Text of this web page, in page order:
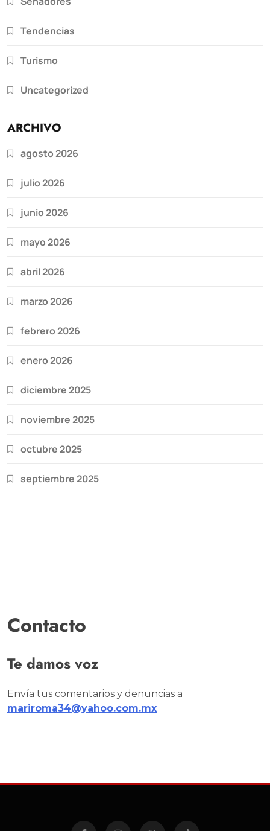
Tendencias
Turismo
Uncategorized
ARCHIVO
agosto 2026
julio 2026
junio 2026
mayo 2026
abril 2026
marzo 2026
febrero 2026
enero 2026
diciembre 2025
noviembre 2025
octubre 2025
septiembre 2025
Contacto
Te damos voz
Envía tus comentarios y denuncias a
mariroma34@yahoo.com.mx